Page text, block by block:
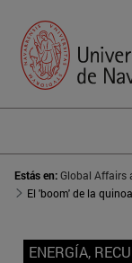
Estás en:Global Affairs
El 'boom' de la quinoa
ENERGÍA,